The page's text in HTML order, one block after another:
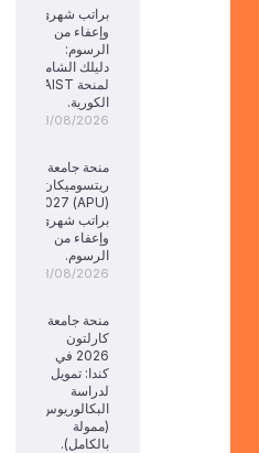
براتب شهري
وإعفاء من
الرسوم:
دليلك الشامل
لمنحة KAIST
الكورية.
03/08/2026
منحة جامعة
ريتسوميكان
براتب شهري
وإعفاء من
الرسوم.
03/08/2026
منحة جامعة
كارلتون
2026 في
كندا: تمويل
لدراسة
البكالوريوس
(ممولة
بالكامل).